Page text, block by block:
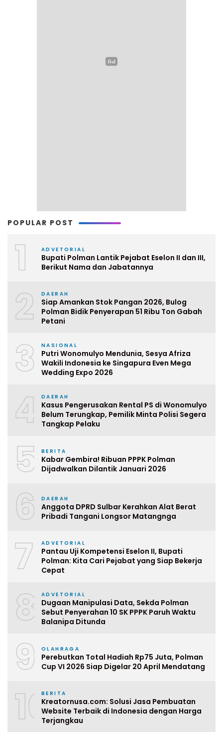
POPULAR POST
1 ADVETORIAL
Bupati Polman Lantik Pejabat Eselon II dan III,
Berikut Nama dan Jabatannya
2 DAERAH
Siap Amankan Stok Pangan 2026, Bulog
Polman Bidik Penyerapan 51 Ribu Ton Gabah
Petani
3 NASIONAL
Putri Wonomulyo Mendunia, Sesya Afriza
Wakili Indonesia ke Singapura Even Mega
Wedding Expo 2026
4 DAERAH
Kasus Pengerusakan Rental PS di Wonomulyo
Belum Terungkap, Pemilik Minta Polisi Segera
Tangkap Pelaku
5 BERITA
Kabar Gembira! Ribuan PPPK Polman
Dijadwalkan Dilantik Januari 2026
6 DAERAH
Anggota DPRD Sulbar Kerahkan Alat Berat
Pribadi Tangani Longsor Matangnga
7 ADVETORIAL
Pantau Uji Kompetensi Eselon II, Bupati
Polman: Kita Cari Pejabat yang Siap Bekerja
Cepat
8 ADVETORIAL
Dugaan Manipulasi Data, Sekda Polman
Sebut Penyerahan 10 SK PPPK Paruh Waktu
Balanipa Ditunda
9 OLAHRAGA
Perebutkan Total Hadiah Rp75 Juta, Polman
Cup VI 2026 Siap Digelar 20 April Mendatang
10BERITA
Kreatornusa.com: Solusi Jasa Pembuatan
Website Terbaik di Indonesia dengan Harga
Terjangkau